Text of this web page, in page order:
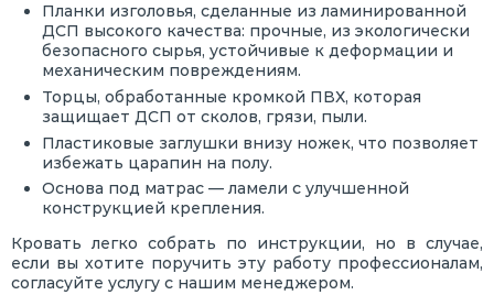
Планки изголовья, сделанные из ламинированной
ДСП высокого качества: прочные, из экологически
безопасного сырья, устойчивые к деформации и
механическим повреждениям.
Торцы, обработанные кромкой ПВХ, которая
защищает ДСП от сколов, грязи, пыли.
Пластиковые заглушки внизу ножек, что позволяет
избежать царапин на полу.
Основа под матрас — ламели с улучшенной
конструкцией крепления.
Кровать легко собрать по инструкции, но в случае,
если вы хотите поручить эту работу профессионалам,
согласуйте услугу с нашим менеджером.